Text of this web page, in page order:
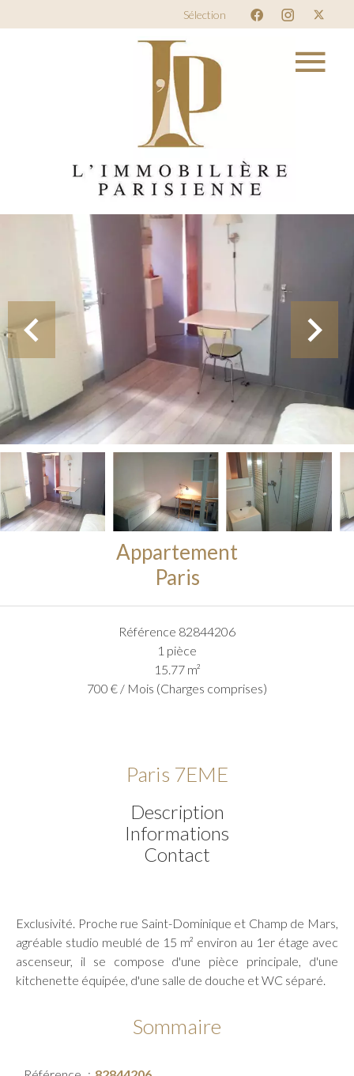
Sélection
Appartement
Paris
Référence 82844206
1 pièce
15.77m²
700 € / Mois (Charges comprises)
Paris 7EME
Description
Informations
Contact
Exclusivité. Proche rue Saint-Dominique et Champ de Mars,
agréable studio meublé de 15 m² environ au 1er étage avec
ascenseur, il se compose d'une pièce principale, d'une
kitchenette équipée, d'une salle de douche et WC séparé.
Sommaire